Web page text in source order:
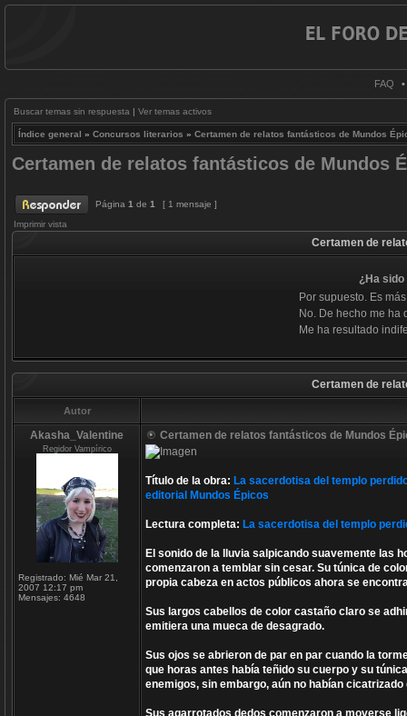
FAQ •
Buscar temas sin respuesta | Ver temas activos
Índice general » Concursos literarios » Certamen de relatos fantásticos de Mundos
Certamen de relatos fantásticos de Mundos
Página 1 de 1
[ 1 mensaje ]
Imprimir vista
Certamen de
¿Ha
Por supuesto. Es
No. De hecho me ha
Me ha resultado
Certamen de
Autor
Akasha_Valentine
Regidor Vampírico
Registrado: Mié Mar 21,
2007 12:17 pm
Mensajes: 4648
Certamen de relatos fantásticos de Mundos
Título de la obra: La sacerdotisa del templo
editorial Mundos Épicos
Lectura completa: La sacerdotisa del templo
El sonido de la lluvia salpicando suavemente las
comenzaron a temblar sin cesar. Su túnica de
propia cabeza en actos públicos ahora se
Sus largos cabellos de color castaño claro se
emitiera una mueca de desagrado.
Sus ojos se abrieron de par en par cuando la
que horas antes había teñido su cuerpo y su
enemigos, sin embargo, aún no habían
Sus agarrotados dedos comenzaron a moverse